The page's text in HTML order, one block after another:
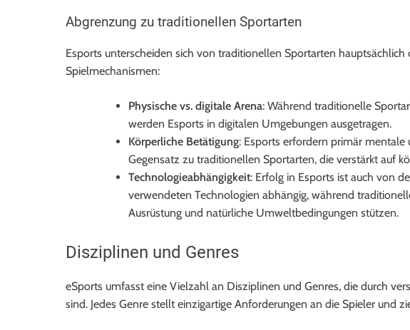
Abgrenzung zu traditionellen Sportarten
Esports unterscheiden sich von traditionellen Sportarten hauptsächlich
Spielmechanismen:
Physische vs. digitale Arena: Während traditionelle
werden Esports in digitalen Umgebungen ausgetragen.
Körperliche Betätigung: Esports erfordern primär mentale
Gegensatz zu traditionellen Sportarten, die verstärkt auf
Technologieabhängigkeit: Erfolg in Esports ist auch von
verwendeten Technologien abhängig, während
Ausrüstung und natürliche Umweltbedingungen stützen.
Disziplinen und Genres
eSports umfasst eine Vielzahl an Disziplinen und Genres, die durch
sind. Jedes Genre stellt einzigartige Anforderungen an die Spieler und